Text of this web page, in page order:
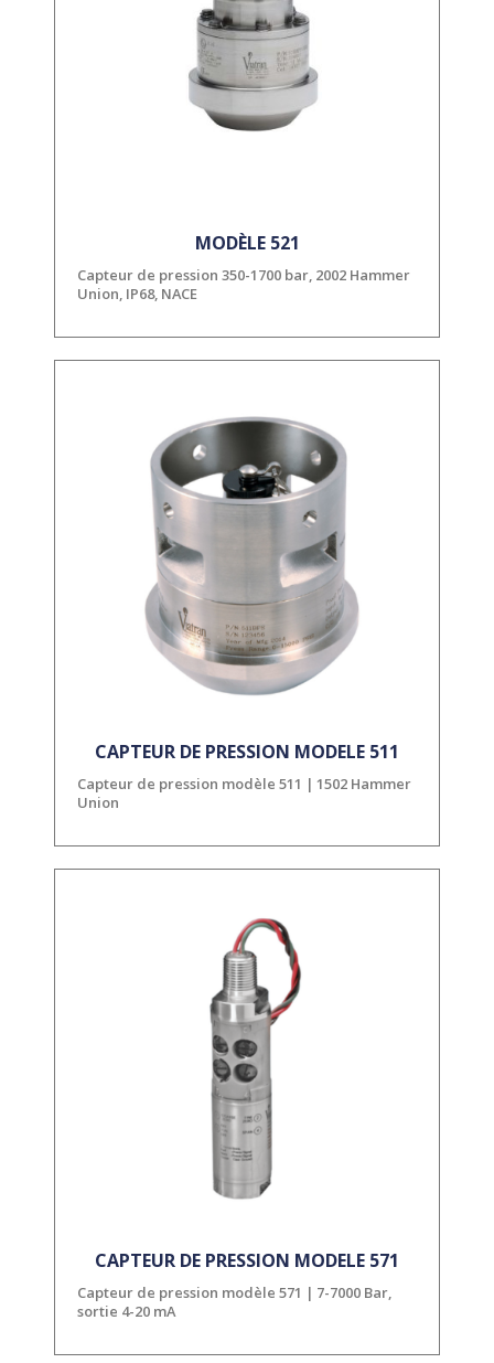
MODÈLE 521
Capteur de pression 350-1700 bar, 2002 Hammer
Union, IP68, NACE
CAPTEUR DE PRESSION MODELE 511
Capteur de pression modèle 511 | 1502 Hammer
Union
CAPTEUR DE PRESSION MODELE 571
Capteur de pression modèle 571 | 7-7000 Bar,
sortie 4-20 mA